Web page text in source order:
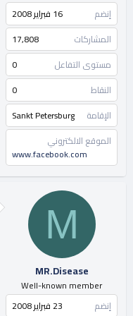
إنضم
16 فبراير 2008
المشاركات
17,808
مستوى التفاعل
0
النقاط
0
الإقامة
Sankt Petersburg
الموقع الالكتروني
www.facebook.com
M
MR.Disease
Well-known member
إنضم
23 فبراير 2008